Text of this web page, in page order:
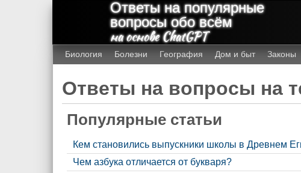
Ответы на популярные
вопросы обо всём
на основе ChatGPT
Биология Болезни География Дом и быт Законы
Ответы на вопросы на
Популярные статьи
Кем становились выпускники школы в Древнем
Чем азбука отличается от букваря?